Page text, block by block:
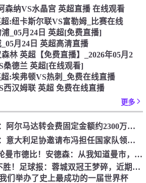
森纳VS水晶宫 英超直播 在线观看
超:纽卡斯尔联VS富勒姆_比赛在线
_05月24日 英超[免费直播]
月24日 英超高清直播
林 英超【免费直播】_2026年05月2
桑德兰 英超[在线观看]
超:埃弗顿VS热刺_免费在线直播
西汉姆联 英超 免费在线直播
更多
[你怎么看？]记者：阿尔马达转会费固定金额约2300万欧，外
[精彩资讯]斯基拉：意大利足协邀请布冯担任国家队领队，但遭到
【值得一看】第4轮曼市德比！安德森：从我知道曼市，曼城就是这
【精彩资讯】7月不胜！足球报：蓉城双冠王梦碎，近期成绩下滑要
们举办了史上最成功的一届世界杯